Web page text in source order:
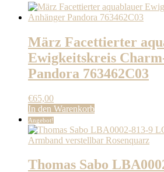
März Facettierter
Ewigkeitskreis
Pandora 763462C03
€65,00
In den Warenkorb
Angebot!
Thomas Sabo